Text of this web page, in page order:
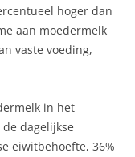
hoger dan
aan moedermelk
vaste voeding,
in het
dagelijkse
eiwitbehoefte, 36%